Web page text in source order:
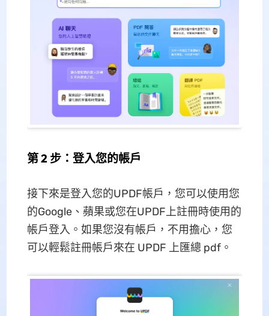
第 2 步：登入您的帳戶
接下來是登入您的UPDF帳戶，您可以使用您
的Google、蘋果或您在UPDF上註冊時使用的
帳戶登入。如果您沒有帳戶，不用擔心，您
可以輕鬆註冊帳戶來在 UPDF 上匯總 pdf。